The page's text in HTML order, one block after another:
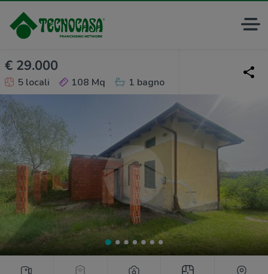
€ 29.000
5 locali 108 Mq 1 bagno